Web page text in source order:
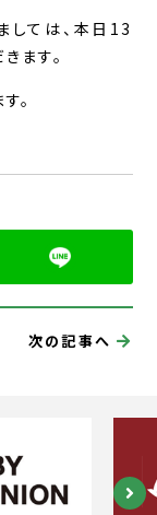
ては、本日13
ます。
。
次の記事へ